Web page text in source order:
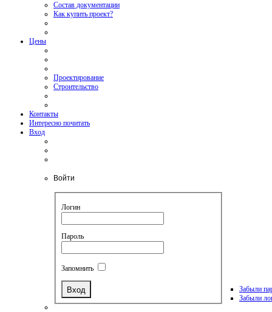
Состав документации
Как купить проект?
Цены
Проектирование
Строительство
Контакты
Интересно почитать
Вход
Войти
Логин
Пароль
Запомнить
Забыли
Забыли